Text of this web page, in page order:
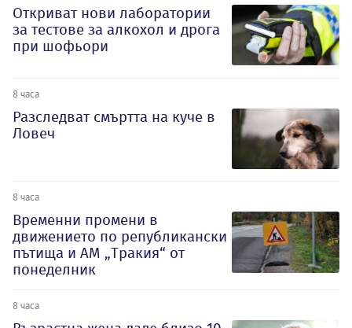
Откриват нови лаборатории
за тестове за алкохол и дрога
при шофьори
8 часа
Разследват смъртта на куче в
Ловеч
8 часа
Временни промени в
движението по републикански
пътища и АМ „Тракия“ от
понеделник
8 часа